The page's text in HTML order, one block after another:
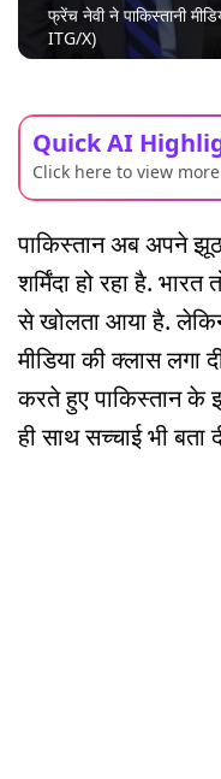
फ्रेंच नेवी ने पाकिस्तानी
ITG/X)
Quick AI
Click here to view more
पाकिस्तान अब अपने झूठ
शर्मिंदा हो रहा है.
से खोलता आया है.
मीडिया की क्लास लगा
करते हुए पाकिस्तान के
ही साथ सच्चाई भी बता